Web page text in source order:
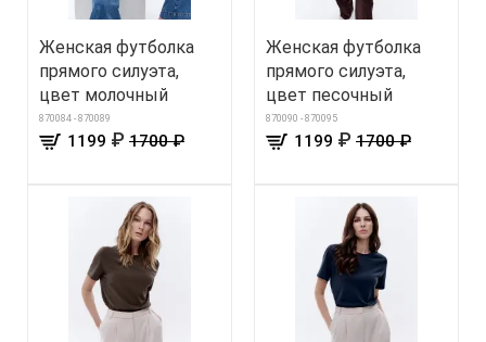
Женская футболка
прямого силуэта,
цвет молочный
870084 - 870089
1199 ₽ 1700 ₽
Женская футболка
прямого силуэта,
цвет песочный
870090 - 870095
1199 ₽ 1700 ₽